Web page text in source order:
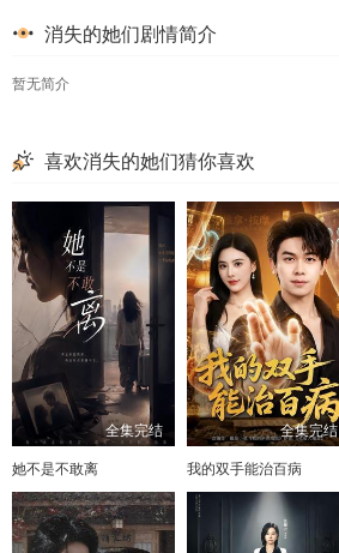
消失的她们剧情简介
暂无简介
喜欢消失的她们猜你喜欢
全集完结
她不是不敢离
全集完结
我的双手能治百病